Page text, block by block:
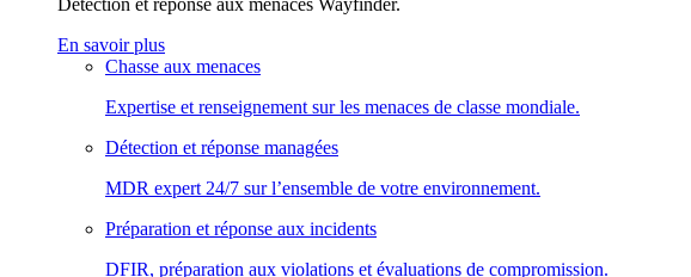
Détection et réponse aux menaces Wayfinder.
En savoir plus
Chasse aux menaces
Expertise et renseignement sur les menaces de classe mondiale.
Détection et réponse managées
MDR expert 24/7 sur l’ensemble de votre environnement.
Préparation et réponse aux incidents
DFIR, préparation aux violations et évaluations de compromission.